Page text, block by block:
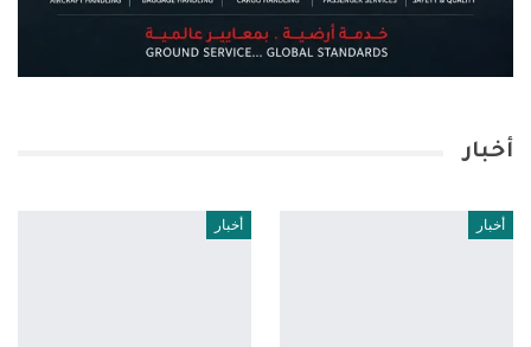
أخبار
أخبار أخبار